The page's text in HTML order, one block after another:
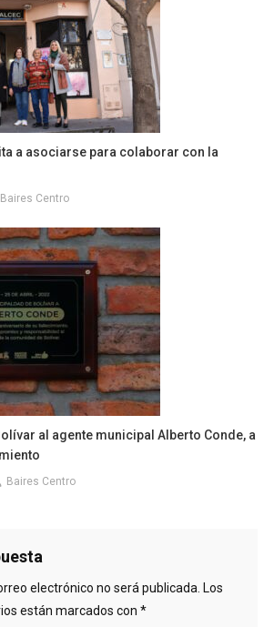
a asociarse para colaborar con la
Baires Centro
al agente municipal Alberto Conde, a
Baires Centro
electrónico no será publicada. Los
están marcados con *